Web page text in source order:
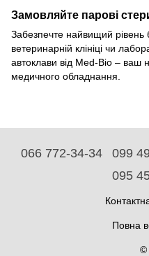
Замовляйте парові
Забезпечте найвищий рівень
ветеринарній клініці чи
автоклави від Med-Bio – ваш
медичного обладнання.
066 772-34-34 099
095
Повна
©